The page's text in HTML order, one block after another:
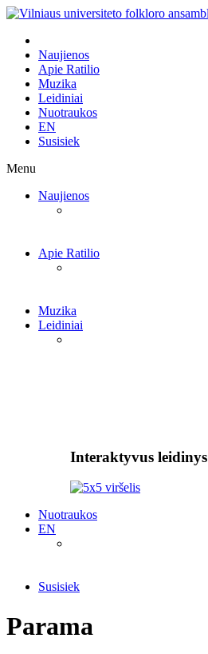
Naujienos
Apie Ratilio
Muzika
Leidiniai
Nuotraukos
EN
Susisiek
Menu
Naujienos
Apie Ratilio
Muzika
Leidiniai
Interaktyvus leidinys
Nuotraukos
EN
Susisiek
Parama